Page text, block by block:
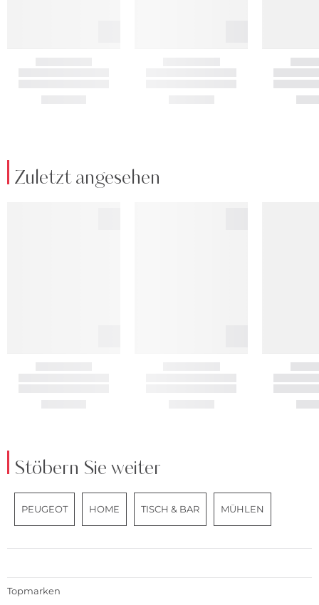
Zuletzt angesehen
Stöbern Sie weiter
PEUGEOT HOME TISCH & BAR MÜHLEN
Topmarken